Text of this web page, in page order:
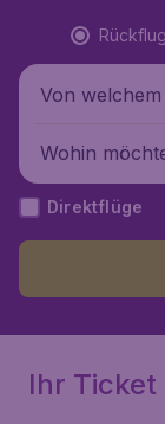
Rückflug
Von
Wohin
Direktflüge
Ihr Ticket